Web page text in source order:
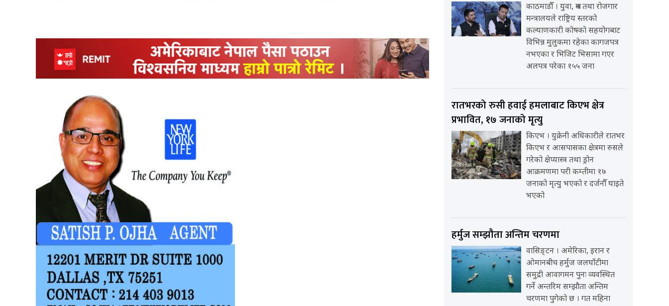
काठमाडौँ । युवा, श्रम तथा रोजगार
मन्त्रालयले राष्ट्रिय स्तरको
कल्याणकारी कोषको सहयोगबाट
विभिन्न मुलुकमा रहेका कागजपत्र
नभएका र भिजिट भिसामा गएर
अलपत्र परेका १५५ जना
रातभरको रुसी हवाई हमलाबाट किएभ क्षेत्र
प्रभावित, १७ जनाको मृत्यु
किएभ । युक्रेनी अधिकारीले रातभर
किएभ र आसपासका क्षेत्रमा रुसले
गरेको क्षेप्यास्त्र तथा ड्रोन
आक्रमणमा परी कम्तीमा १७
जनाको मृत्यु भएको र दर्जनौँ घाइते
भएको
हर्मुज सम्झौता अन्तिम चरणमा
वासिङ्टन । अमेरिका, इरान र
ओमानबीच हर्मुज जलघाँटीमा
समुद्री आवागमन पुनः व्यवस्थित
गर्ने अन्तरिम सम्झौता अन्तिम
चरणमा पुगेको छ । गत महिना